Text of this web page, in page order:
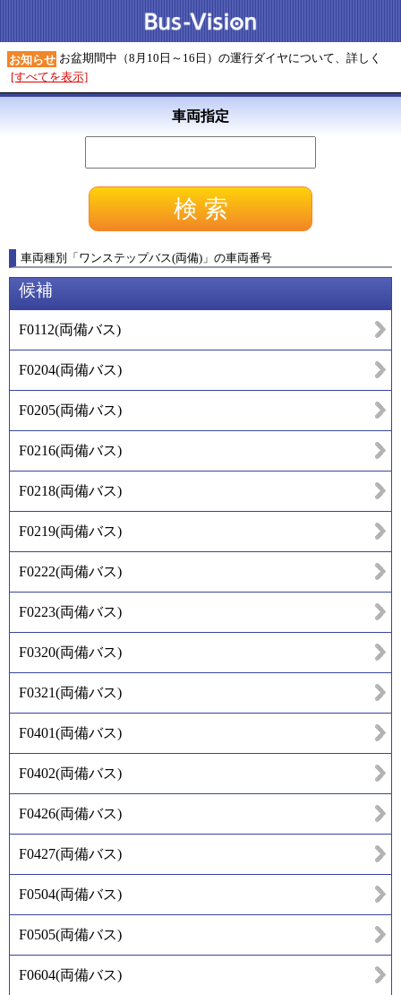
お知らせ お盆期間中（8月10日～16日）の運行ダイヤについて、詳しく
[すべてを表示]
車両指定
車両種別 「ワンステップバス(両備) 」 の車両番号
候補
F0112(両備バス)
F0204(両備バス)
F0205(両備バス)
F0216(両備バス)
F0218(両備バス)
F0219(両備バス)
F0222(両備バス)
F0223(両備バス)
F0320(両備バス)
F0321(両備バス)
F0401(両備バス)
F0402(両備バス)
F0426(両備バス)
F0427(両備バス)
F0504(両備バス)
F0505(両備バス)
F0604(両備バス)